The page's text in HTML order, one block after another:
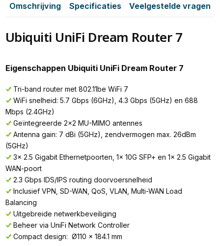
Omschrijving Specificaties Veelgestelde vragen
Ubiquiti UniFi Dream Router 7
Eigenschappen Ubiquiti UniFi Dream Router 7
Tri-band router met 802.11be WiFi 7
WiFi snelheid: 5.7 Gbps (6GHz), 4.3 Gbps (5GHz) en 688
Mbps (2.4GHz)
Geïntegreerde 2x2 MU-MIMO antennes
Antenna gain: 7 dBi (5GHz), zendvermogen max. 26dBm
(5GHz)
3x 2.5 Gigabit Ethernetpoorten, 1x 10G SFP+ en 1x 2.5 Gigabit
WAN-poort
2.3 Gbps IDS/IPS routing doorvoersnelheid
Inclusief VPN, SD-WAN, QoS, VLAN, Multi-WAN Load
Balancing
Uitgebreide netwerkbeveiliging
Beheer via UniFi Network Controller
Compact design: Ø110 x 184.1 mm